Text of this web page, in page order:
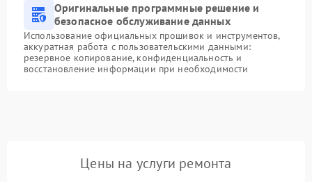
Оригинальные программные решение и
безопасное обслуживание данных
Использование официальных прошивок и инструментов,
аккуратная работа с пользовательскими данными:
резервное копирование, конфиденциальность и
восстановление информации при необходимости
Цены на услуги ремонта